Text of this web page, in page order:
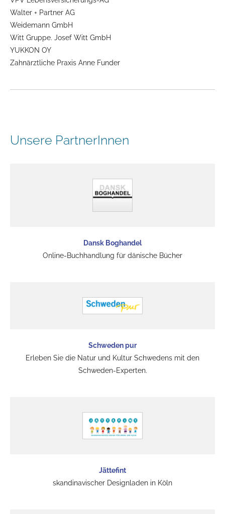
Walter + Partner AG
Weidemann GmbH
Witt Gruppe. Josef Witt GmbH
YUKKON OY
Zahnärztliche Praxis Anne Funder
Unsere PartnerInnen
Dansk Boghandel
Online-Buchhandlung für dänische Bücher
Schweden pur
Erleben Sie die Natur und Kultur Schwedens mit den
Schweden-Experten.
Jättefint
skandinavischer Designladen in Köln